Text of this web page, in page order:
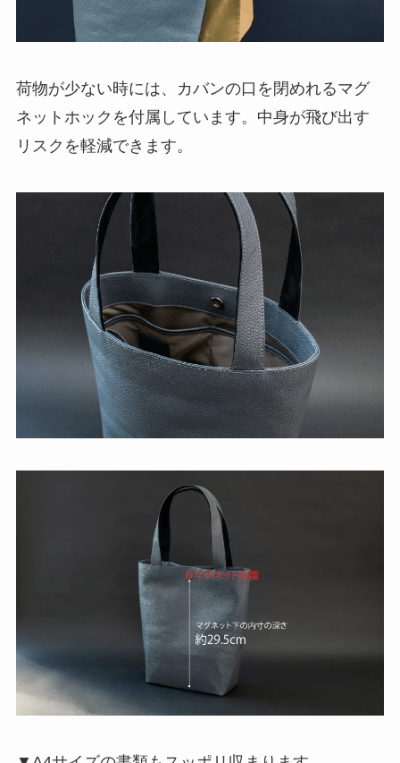
▼A4サイズの書類もスッポリ収まります。